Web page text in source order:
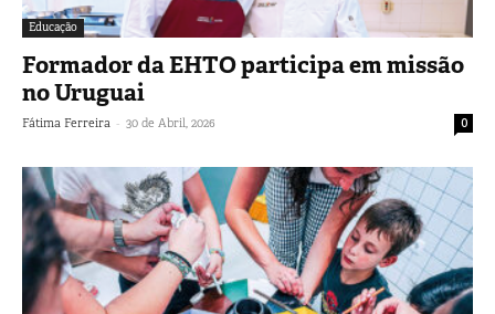
Educação
Formador da EHTO participa em missão
no Uruguai
Fátima Ferreira - 30 de Abril, 2026 0